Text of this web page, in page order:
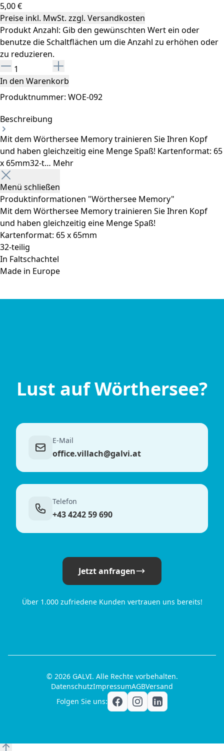
5,00 €
Preise inkl. MwSt. zzgl. Versandkosten
Produkt Anzahl: Gib den gewünschten Wert ein oder
benutze die Schaltflächen um die Anzahl zu erhöhen oder
zu reduzieren.
In den Warenkorb
Produktnummer: WOE-092
Beschreibung
Mit dem Wörthersee Memory trainieren Sie Ihren Kopf
und haben gleichzeitig eine Menge Spaß! Kartenformat: 65
x 65mm32-t… Mehr
Menü schließen
Produktinformationen "Wörthersee Memory"
Mit dem Wörthersee Memory trainieren Sie Ihren Kopf
und haben gleichzeitig eine Menge Spaß!
Kartenformat: 65 x 65mm
32-teilig
In Faltschachtel
Made in Europe
Lust auf Wörthersee?
E-Mail
office.villach@galvi.at
Telefon
+43 4242 59 690
Jetzt anfragen
Über 1.000 zufriedene Kunden vertrauen uns bereits!
© 2026 GALVI. Alle Rechte vorbehalten.
DatenschutzImpressumAGBVersand
Folgen Sie uns: